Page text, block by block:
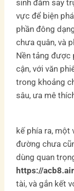
sinh đắm say
vực để biện
phần đông
chưa quân, và
Nền tảng được
cận, với văn
trong khoảng
sâu, ưa mê
kế phía ra, một
đường chưa
dùng quan
https://
tài, và gắn kết